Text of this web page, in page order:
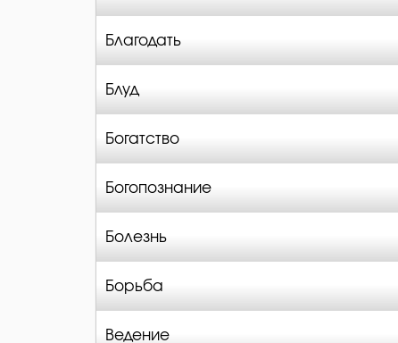
Благодать
Блуд
Богатство
Богопознание
Болезнь
Борьба
Ведение